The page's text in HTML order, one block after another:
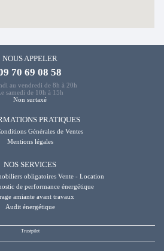
NOUS APPELER
70 69 08 58
au vendredi de 8h à 20h
samedi de 10h à 15h
Non surtaxé
PRATIQUES
Générales de Ventes
Mentions légales
NOS SERVICES
obligatoires Vente - Location
de performance énergétique
amiante avant travaux
Audit énergétique